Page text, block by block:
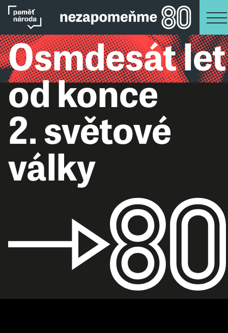
Osmdesát let
od konce
2. světové
války